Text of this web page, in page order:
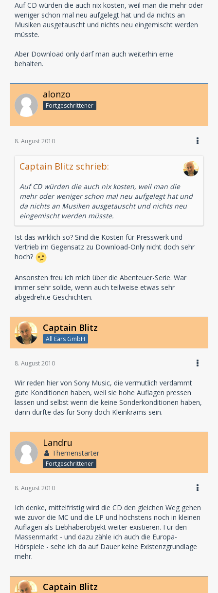
Auf CD würden die auch nix kosten, weil man die mehr oder
weniger schon mal neu aufgelegt hat und da nichts an
Musiken ausgetauscht und nichts neu eingemischt werden
müsste.
Aber Download only darf man auch weiterhin erne
behalten.
alonzo
Fortgeschrittener
8. August 2010
Captain Blitz schrieb:
Auf CD würden die auch nix kosten, weil man die
mehr oder weniger schon mal neu aufgelegt hat und
da nichts an Musiken ausgetauscht und nichts neu
eingemischt werden müsste.
Ist das wirklich so? Sind die Kosten für Presswerk und
Vertrieb im Gegensatz zu Download-Only nicht doch sehr
hoch?
Ansonsten freu ich mich über die Abenteuer-Serie. War
immer sehr solide, wenn auch teilweise etwas sehr
abgedrehte Geschichten.
Captain Blitz
All Ears GmbH
8. August 2010
Wir reden hier von Sony Music, die vermutlich verdammt
gute Konditionen haben, weil sie hohe Auflagen pressen
lassen und selbst wenn die keine Sonderkonditionen haben,
dann dürfte das für Sony doch Kleinkrams sein.
Landru
Themenstarter
Fortgeschrittener
8. August 2010
Ich denke, mittelfristig wird die CD den gleichen Weg gehen
wie zuvor die MC und die LP und höchstens noch in kleinen
Auflagen als Liebhaberobjekt weiter existieren. Für den
Massenmarkt - und dazu zähle ich auch die Europa-
Hörspiele - sehe ich da auf Dauer keine Existenzgrundlage
mehr.
Captain Blitz